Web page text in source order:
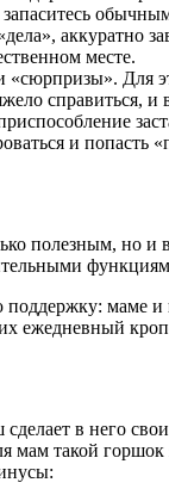
месте.
Для
справиться,
и попасть
полезным, но
маме и
ежедневный
в него
мам такой